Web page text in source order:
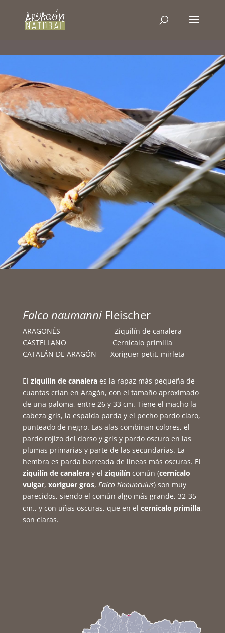
Falco naumanniFleischer
ARAGONÉS Ziquilín de canalera
CASTELLANO Cernícalo primilla
CATALÁN DE ARAGÓN Xoriguer petit, mirleta
El ziquilín de canaleraes la rapaz más pequeña de
cuantas crían en Aragón, con el tamaño aproximado
de una paloma, entre 26 y 33 cm. Tiene el macho la
cabeza gris, la espalda parda y el pecho pardo claro,
punteado de negro. Las alas combinan colores, el
pardo rojizo del dorso y gris y pardo oscuro en las
plumas primarias y parte de las secundarias. La
hembra es parda barreada de líneas más oscuras. El
ziquilín de canaleray el ziquilíncomún (cernícalo
vulgar, xoriguer gros, Falco tinnunculus) son muy
parecidos, siendo el común algo más grande, 32-35
cm., y con uñas oscuras, que en el cernícalo primilla,
son claras.